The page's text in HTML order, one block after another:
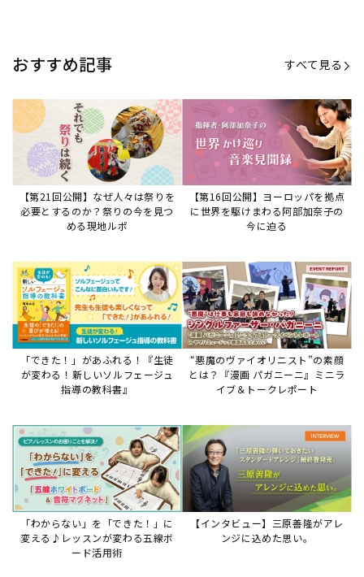
おすすめ記事 すべて見る
【第21回公開】なぜ人々は祭りを
必要とするのか？祭りの今を見つ
める現地ルポ
【第16回公開】ヨーロッパを拠点
に世界を駆けまわる阿部加奈子の
今に迫る
「できた！」があふれる！『生徒
が変わる！新しいソルフェージュ
指導の教科書』
“悪魔のヴァイオリニスト”の素顔
とは？『漫画 パガニーニ』ミニラ
イブ＆トークレポート
「わからない」を「できた！」に
変える♪レッスンが変わる五線ボ
ード活用術
【インタビュー】三原善隆がアレ
ンジに込めた思い。